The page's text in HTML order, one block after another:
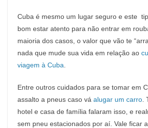
Cuba é mesmo um lugar seguro e este
bom estar atento para não entrar em
maioria dos casos, o valor que vão te
nada que mude sua vida em relação ao
viagem à Cuba
Entre outros cuidados para se tomar em
assalto a pneus caso vá alugar um carro
hotel e casa de família falaram isso, e
sem pneu estacionados por aí. Vale ficar